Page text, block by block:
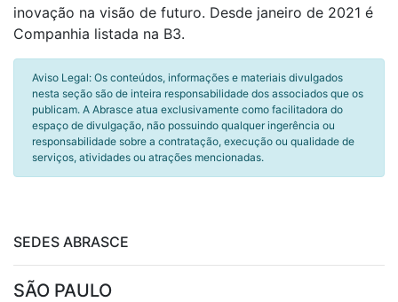
inovação na visão de futuro. Desde janeiro de 2021 é
Companhia listada na B3.
Aviso Legal: Os conteúdos, informações e materiais divulgados
nesta seção são de inteira responsabilidade dos associados que os
publicam. A Abrasce atua exclusivamente como facilitadora do
espaço de divulgação, não possuindo qualquer ingerência ou
responsabilidade sobre a contratação, execução ou qualidade de
serviços, atividades ou atrações mencionadas.
SEDES ABRASCE
SÃO PAULO